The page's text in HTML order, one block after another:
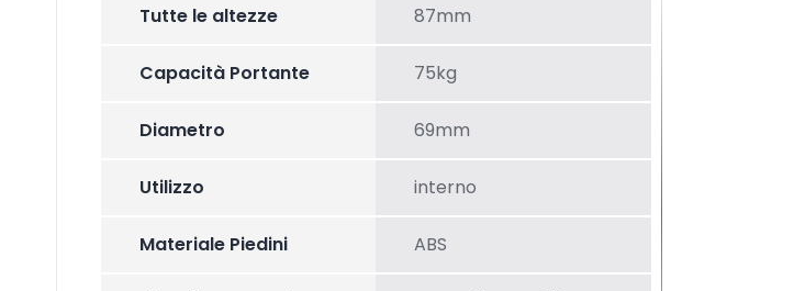
Tutte le altezze 87mm
Capacità Portante 75kg
Diametro 69mm
Utilizzo interno
Materiale Piedini ABS